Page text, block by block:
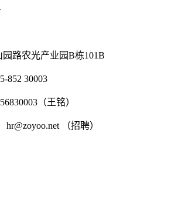
园路农光产业园B栋101B
852 30003
（王铭）
（招聘）